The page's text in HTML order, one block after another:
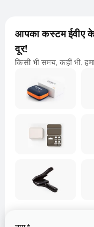
आपका कस्टम ईवीए
दूर!
किसी भी समय, कहीं भी.